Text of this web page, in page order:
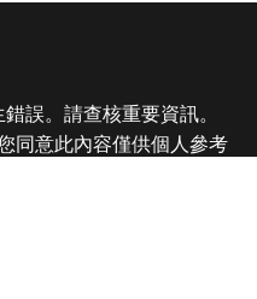
誤。請查核重要資訊。
同意此內容僅供個人參考